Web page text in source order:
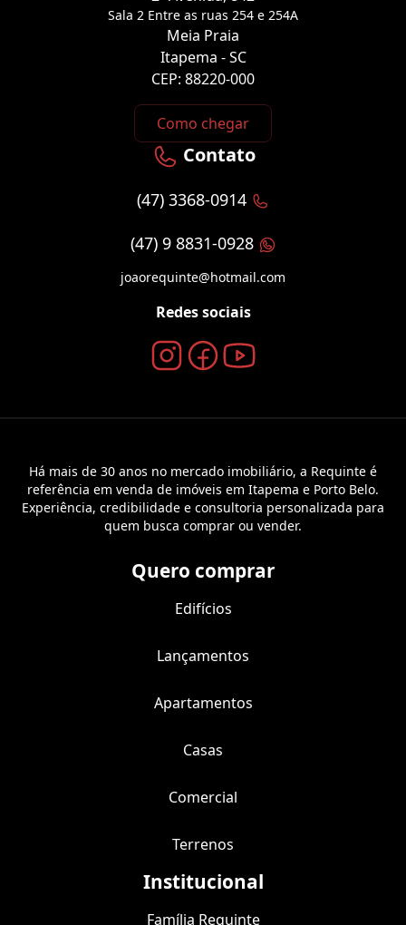
Sala 2 Entre as ruas 254 e 254A
Meia Praia
Itapema - SC
CEP: 88220-000
Como chegar
Contato
(47) 3368-0914
(47) 9 8831-0928
joaorequinte@hotmail.com
Redes sociais
Há mais de 30 anos no mercado imobiliário, a Requinte é
referência em venda de imóveis em Itapema e Porto Belo.
Experiência, credibilidade e consultoria personalizada para
quem busca comprar ou vender.
Quero comprar
Edifícios
Lançamentos
Apartamentos
Casas
Comercial
Terrenos
Institucional
Família Requinte